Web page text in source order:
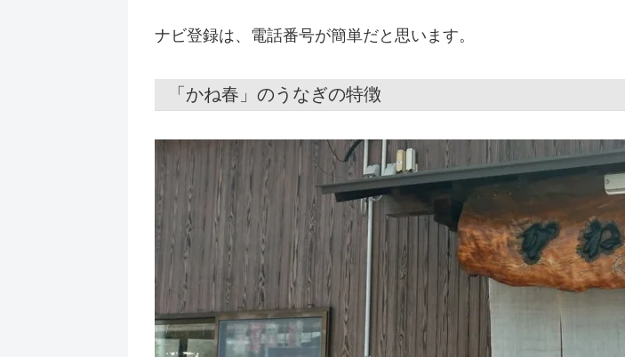
ナビ登録は、電話番号が簡単だと思います。
「かね春」のうなぎの特徴